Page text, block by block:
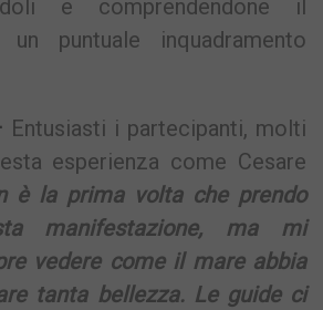
e comprendendone il
puntuale inquadramento
Entusiasti i partecipanti, molti
esperienza come Cesare
è la prima volta che prendo
manifestazione, ma mi
vedere come il mare abbia
tanta bellezza. Le guide ci